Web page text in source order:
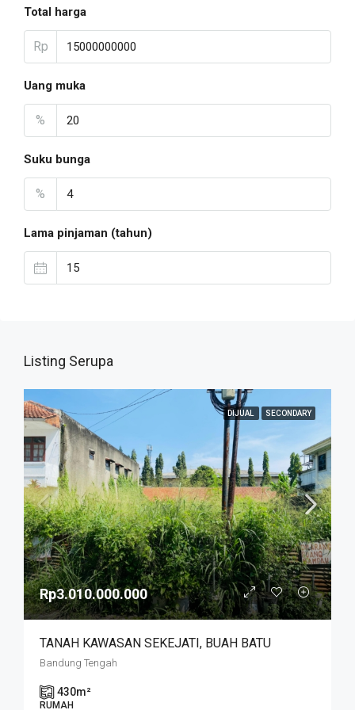
Total harga
Rp
Uang muka
%
Suku bunga
%
Lama pinjaman (tahun)
Listing Serupa
DIJUAL SECONDARY
Rp3.010.000.000
TANAH KAWASAN SEKEJATI, BUAH BATU
Bandung Tengah
430m²
RUMAH